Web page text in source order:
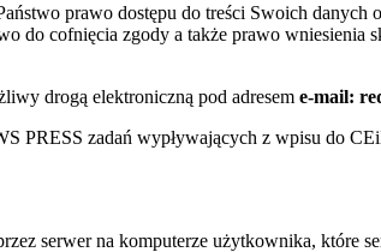
prawo dostępu do treści Swoich danych
do cofnięcia zgody a także prawo wniesienia
drogą elektroniczną pod adresem e-mail:
PRESS zadań wypływających z wpisu do
serwer na komputerze użytkownika, które